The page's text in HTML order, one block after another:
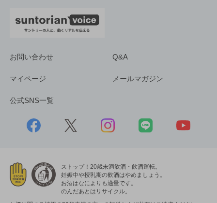
お問い合わせ Q&A
マイページ メールマガジン
公式SNS一覧
ストップ！20歳未満飲酒・飲酒運転。
妊娠中や授乳期の飲酒はやめましょう。
お酒はなによりも適量です。
のんだあとはリサイクル。